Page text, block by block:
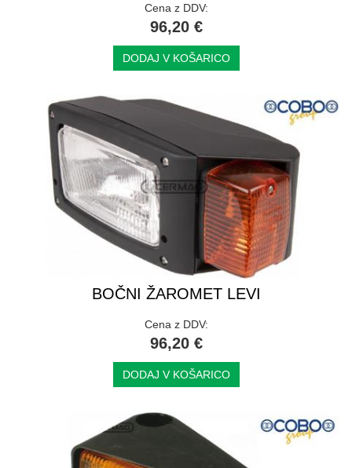
Cena z DDV:
96,20 €
DODAJ V KOŠARICO
BOČNI ŽAROMET LEVI
Cena z DDV:
96,20 €
DODAJ V KOŠARICO